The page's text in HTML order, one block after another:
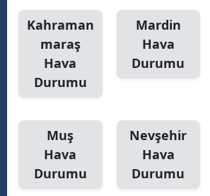
Kahraman
maraş
Hava
Durumu
Mardin
Hava
Durumu
Muş
Hava
Durumu
Nevşehir
Hava
Durumu